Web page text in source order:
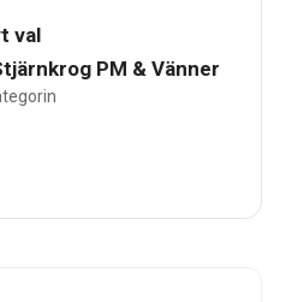
val
PM & Vänner